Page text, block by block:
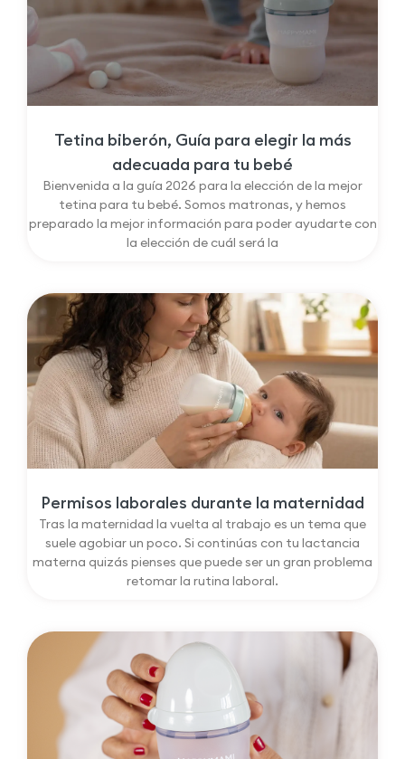
Tetina biberón, Guía para elegir la más
adecuada para tu bebé
Bienvenida a la guía 2026 para la elección de la mejor
tetina para tu bebé. Somos matronas, y hemos
preparado la mejor información para poder ayudarte con
la elección de cuál será la
Permisos laborales durante la maternidad
Tras la maternidad la vuelta al trabajo es un tema que
suele agobiar un poco. Si continúas con tu lactancia
materna quizás pienses que puede ser un gran problema
retomar la rutina laboral.